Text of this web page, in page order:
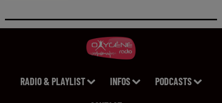
RADIO & PLAYLIST INFOS PODCASTS